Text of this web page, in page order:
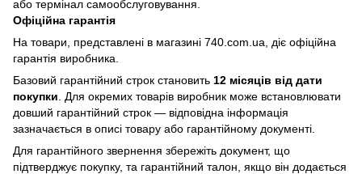
або термінал самообслуговування.
Офіційна гарантія
На товари, представлені в магазині 740.com.ua, діє офіційна
гарантія виробника.
Базовий гарантійний строк становить 12 місяців від дати
покупки . Для окремих товарів виробник може встановлювати
довший гарантійний строк — відповідна інформація
зазначається в описі товару або гарантійному документі.
Для гарантійного звернення збережіть документ, що
підтверджує покупку, та гарантійний талон, якщо він додається